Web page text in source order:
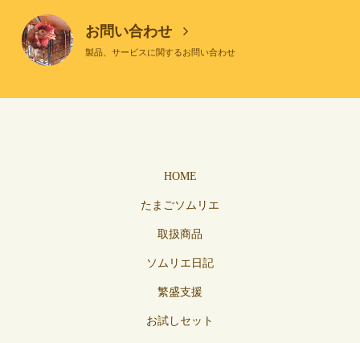
お問い合わせ
製品、サービスに関するお問い合わせ
HOME
たまごソムリエ
取扱商品
ソムリエ日記
繁盛支援
お試しセット